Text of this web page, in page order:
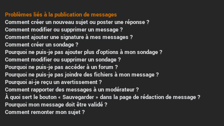
Problèmes liés à la publication de messages
Comment créer un nouveau sujet ou poster une réponse ?
Comment modifier ou supprimer un message ?
Comment ajouter une signature à mes messages ?
Comment créer un sondage ?
Pourquoi ne puis-je pas ajouter plus d’options à mon sondage ?
Comment modifier ou supprimer un sondage ?
Pourquoi ne puis-je pas accéder à un forum ?
Pourquoi ne puis-je pas joindre des fichiers à mon message ?
Pourquoi ai-je reçu un avertissement ?
Comment rapporter des messages à un modérateur ?
À quoi sert le bouton « Sauvegarder » dans la page de rédaction de message ?
Pourquoi mon message doit être validé ?
Comment remonter mon sujet ?